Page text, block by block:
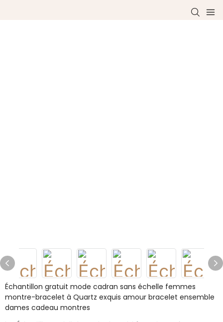
Échantillon gratuit mode cadran sans échelle femmes
montre-bracelet à Quartz exquis amour bracelet ensemble
dames cadeau montres